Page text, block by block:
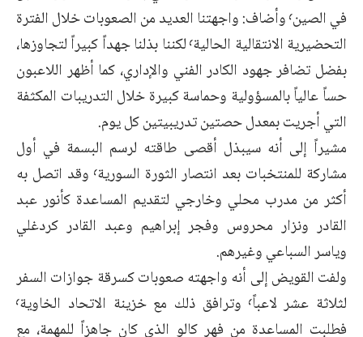
في الصين٬ وأضاف: واجهتنا العديد من الصعوبات خلال الفترة
التحضيرية الانتقالية الحالية٬ لكننا بذلنا جهداً كبيراً لتجاوزها،
بفضل تضافر جهود الكادر الفني والإداري، كما أظهر اللاعبون
حساً عالياً بالمسؤولية وحماسة كبيرة خلال التدريبات المكثفة
التي أجريت بمعدل حصتين تدريبيتين كل يوم.
مشيراً إلى أنه سيبذل أقصى طاقته لرسم البسمة في أول
مشاركة للمنتخبات بعد انتصار الثورة السورية٬ وقد اتصل به
أكثر من مدرب محلي وخارجي لتقديم المساعدة كأنور عبد
القادر ونزار محروس وفجر إبراهيم وعبد القادر كردغلي
وياسر السباعي وغيرهم.
ولفت القويض إلى أنه واجهته صعوبات كسرقة جوازات السفر
لثلاثة عشر لاعباً٬ وترافق ذلك مع خزينة الاتحاد الخاوية٬
فطلبت المساعدة من فهر كالو الذي كان جاهزاً للمهمة، مع